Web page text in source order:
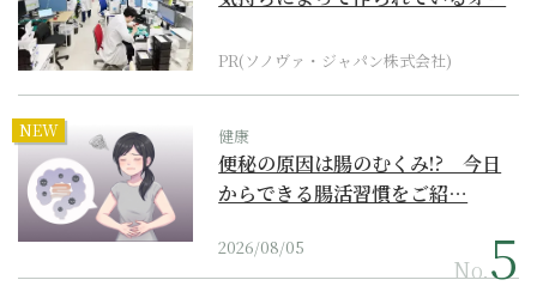
PR(ソノヴァ・ジャパン株式会社)
NEW 健康
便秘の原因は腸のむくみ!? 今日
からできる腸活習慣をご紹…
2026/08/05
No.